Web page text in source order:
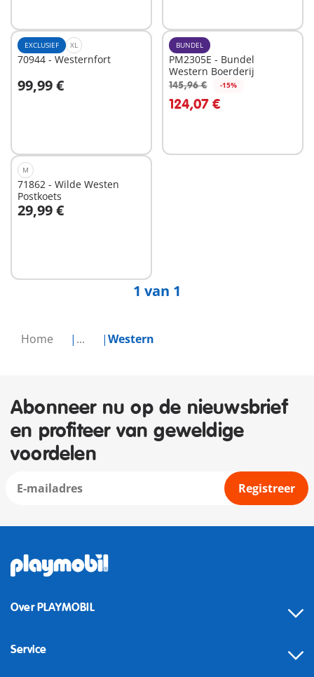
Home ... Western
EXCLUSIEF XL
70944 - Westernfort
99,99 €
BUNDEL
PM2305E - Bundel
Western Boerderij
145,96 € -15%
124,07 €
In winkelwagen
M
71862 - Wilde Westen
Postkoets
29,99 €
In winkelwagen
1 van 1
Abonneer nu op de nieuwsbrief
en profiteer van geweldige
voordelen
Registreer
Over PLAYMOBIL
Service